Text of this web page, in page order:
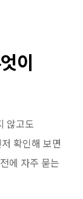
이
않고도
확인해 보면
에 자주 묻는